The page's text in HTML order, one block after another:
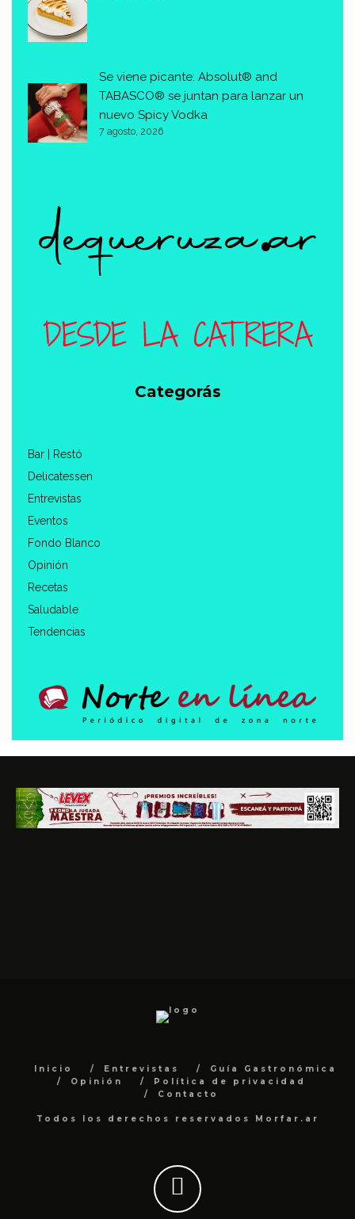
Se viene picante: Absolut® and
TABASCO® se juntan para lanzar un
nuevo Spicy Vodka
7 agosto, 2026
Categorás
Bar | Restó
Delicatessen
Entrevistas
Eventos
Fondo Blanco
Opinión
Recetas
Saludable
Tendencias
Inicio Entrevistas
Guía Gastronómica
Opinión
Política de privacidad
Contacto
Todos los derechos reservados Morfar.ar